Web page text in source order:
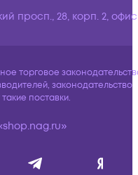
просп., 28, корп. 2,
торговое
законодательство
поставки.